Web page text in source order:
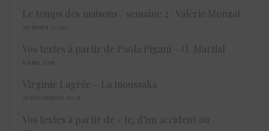
Le temps des maisons / semaine 2 : Valérie Monzat
29 mars 2020
Vos textes à partir de Paola Pigani – O. Martial
6 juin 2015
Virginie Lagrée – La moussaka
25 novembre 2021
Vos textes à partir de « Je, d’un accident ou